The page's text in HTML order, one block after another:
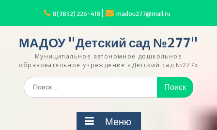
содержимому
8(3852) 226-418 madou277@mail.ru
МАДОУ "Детский сад №277"
Муниципальное автономное дошкольное
образовательное учреждение «Детский сад №277»
Искать:
Меню